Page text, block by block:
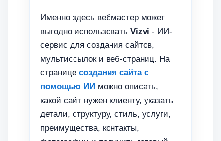
Именно здесь вебмастер может
выгодно использовать Vizvi - ИИ-
сервис для создания сайтов,
мультиссылок и веб-страниц. На
странице создания сайта с
помощью ИИ можно описать,
какой сайт нужен клиенту, указать
детали, структуру, стиль, услуги,
преимущества, контакты,